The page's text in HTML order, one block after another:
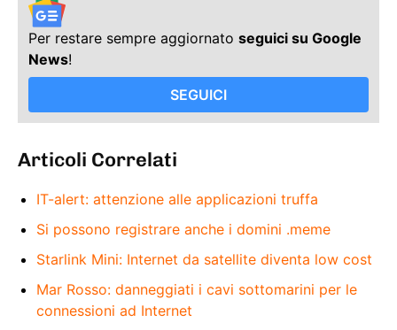
Per restare sempre aggiornato seguici su Google
News!
SEGUICI
Articoli Correlati
IT-alert: attenzione alle applicazioni truffa
Si possono registrare anche i domini .meme
Starlink Mini: Internet da satellite diventa low cost
Mar Rosso: danneggiati i cavi sottomarini per le
connessioni ad Internet